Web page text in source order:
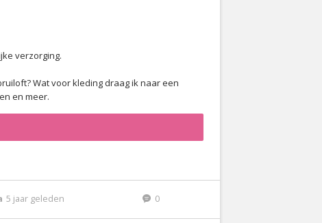
verzorging.
Wat voor kleding draag ik naar een
en meer.
5 jaar geleden 0